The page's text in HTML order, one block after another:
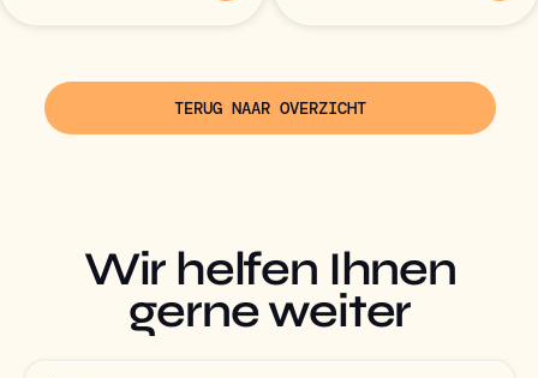
TERUG NAAR OVERZICHT
Wir helfen Ihnen
gerne weiter